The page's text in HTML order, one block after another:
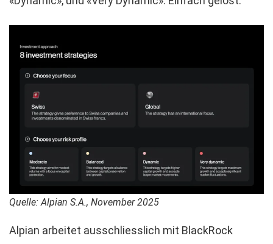
Quelle: Alpian S.A., November 2025
Alpian arbeitet ausschliesslich mit BlackRock